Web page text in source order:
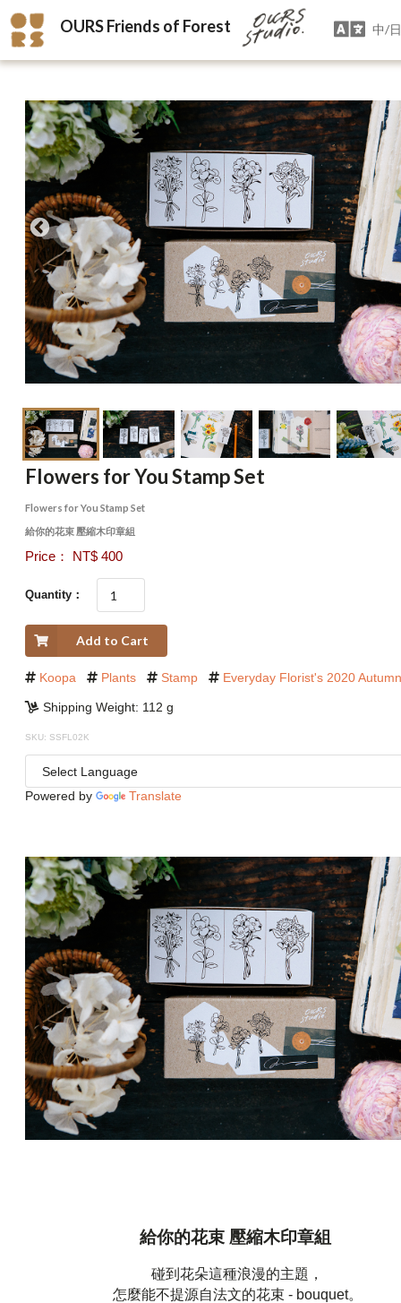
OURS Friends of Forest 中/
Flowers for You Stamp Set
Flowers for You Stamp Set
給你的花束 壓縮木印章組
Price： NT$ 400
Quantity：
Add to Cart
Koopa Plants Stamp Everyday Florist's 2020
Shipping Weight: 112 g
SKU: SSFL02K
Powered by Translate
給你的花束 壓縮木印章組
碰到花朵這種浪漫的主題，
怎麼能不提源自法文的花束 - bouquet。